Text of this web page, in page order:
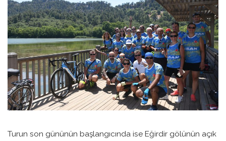
Turun son gününün başlangıcında ise Eğirdir gölünün açık